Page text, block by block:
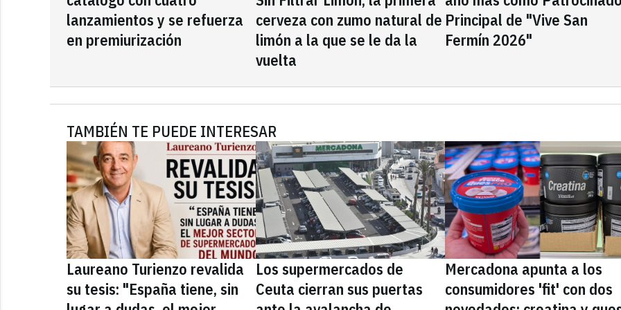
lanzamientos y se refuerza
en premiurización
cerveza con zumo natural de
limón a la que se le da la
vuelta
Principal de "Vive San
Fermín 2026"
TAMBIÉN TE PUEDE INTERESAR
Laureano Turienzo revalida
su tesis: "España tiene, sin
Los supermercados de
Ceuta cierran sus puertas
Mercadona apunta a los
consumidores 'fit' con dos